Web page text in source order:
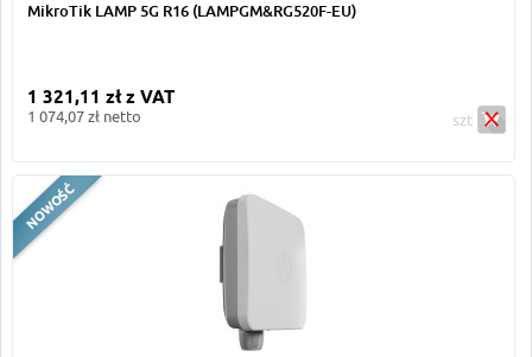
MikroTik LAMP 5G R16 (LAMPGM&RG520F-EU)
1 321,11 zł z VAT
1 074,07 zł netto szt